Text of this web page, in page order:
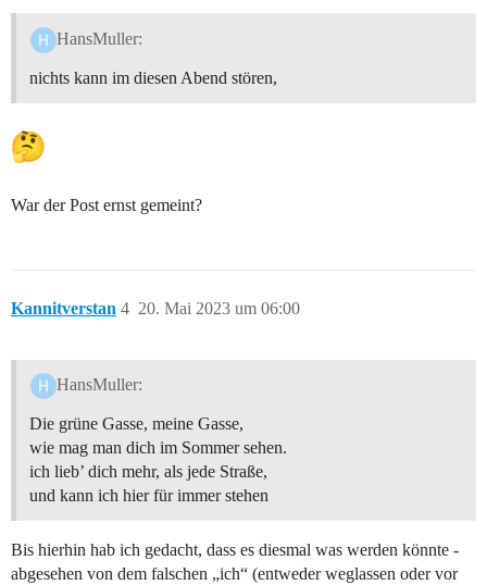
HansMuller:
nichts kann im diesen Abend stören,
War der Post ernst gemeint?
Kannitverstan 20. Mai 2023 um 06:00
4
HansMuller:
Die grüne Gasse, meine Gasse,
wie mag man dich im Sommer sehen.
ich lieb’ dich mehr, als jede Straße,
und kann ich hier für immer stehen
Bis hierhin hab ich gedacht, dass es diesmal was werden könnte -
abgesehen von dem falschen „ich“ (entweder weglassen oder vor